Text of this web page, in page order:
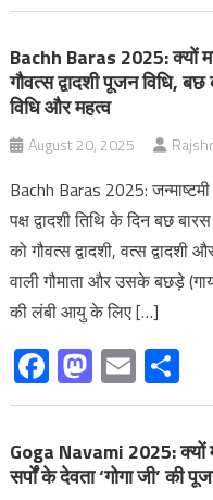
Bachh Baras 2025: क्यों
गौवत्स द्वादशी पूजन विधि,
विधि और महत्व
August 20, 2025
Bachh Baras 2025:
पक्ष द्वादशी तिथि के दिन बछ
को गौवत्स द्वादशी, वत्स
वाली गौमाता और उसके बछड़े
की लंबी आयु के लिए […]
Facebook
Email
Goga Navami 2025: क्यों
सर्पों के देवता ‘गोगा जी’ की